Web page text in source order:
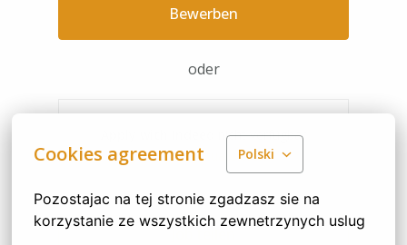
Cookies agreement Polski
Pozostajac na tej stronie zgadzasz sie na
korzystanie ze wszystkich zewnetrzynych uslug
Bewerben
oder
nicht verfügbar
Cookies aktualisieren
Job teilen